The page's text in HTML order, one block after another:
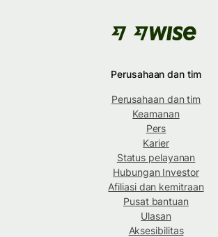
Perusahaan dan tim
Perusahaan dan tim
Keamanan
Pers
Karier
Status pelayanan
Hubungan Investor
Afiliasi dan kemitraan
Pusat bantuan
Ulasan
Aksesibilitas